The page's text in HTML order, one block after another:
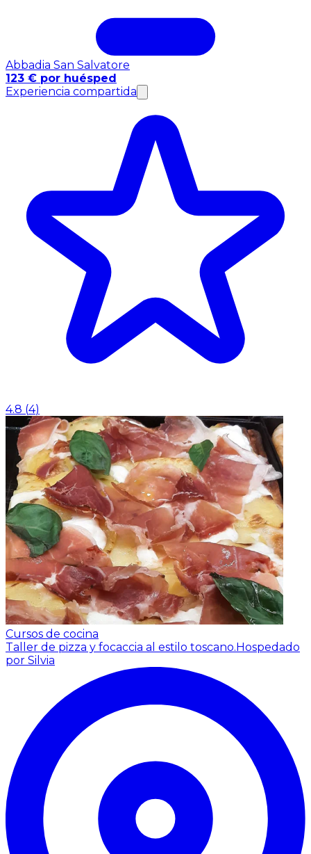
Abbadia San Salvatore
123 € por huésped
Experiencia compartida
4.8 (4)
Cursos de cocina
Taller de pizza y focaccia al estilo toscano. Hospedado
por Silvia